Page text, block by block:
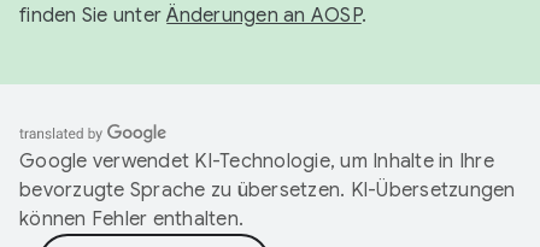
finden Sie unterÄnderungen an AOSP.
Google verwendet KI-Technologie, um Inhalte in Ihre
bevorzugte Sprache zu übersetzen. KI-Übersetzungen
können Fehler enthalten.